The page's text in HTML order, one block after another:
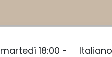
martedì 18:00 -
Italiano